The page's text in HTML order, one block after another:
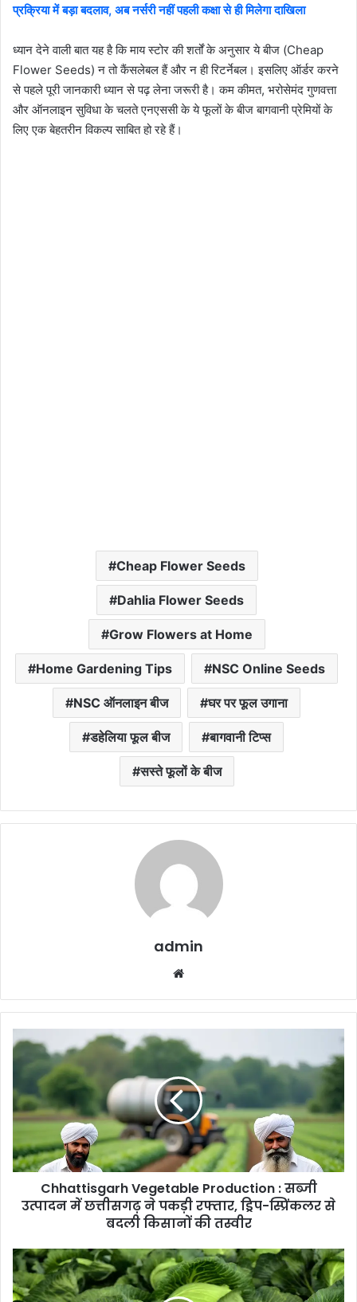
प्रक्रिया में बड़ा बदलाव, अब नर्सरी नहीं पहली कक्षा से ही मिलेगा दाखिला
ध्यान देने वाली बात यह है कि माय स्टोर की शर्तों के अनुसार ये बीज (Cheap
Flower Seeds) न तो कैंसलेबल हैं और न ही रिटर्नेबल। इसलिए ऑर्डर करने
से पहले पूरी जानकारी ध्यान से पढ़ लेना जरूरी है। कम कीमत, भरोसेमंद गुणवत्ता
और ऑनलाइन सुविधा के चलते एनएससी के ये फूलों के बीज बागवानी प्रेमियों के
लिए एक बेहतरीन विकल्प साबित हो रहे हैं।
Cheap Flower Seeds
Dahlia Flower Seeds
Grow Flowers at Home
Home Gardening Tips NSC Online Seeds
NSC ऑनलाइन बीज घर पर फूल उगाना
डहेलिया फूल बीज बागवानी टिप्स
सस्ते फूलों के बीज
admin
Chhattisgarh
Vegetable
Production
:
सब्जी
उत्पादन
छत्तीसगढ़
ने
रफ्तार,
से
बदली
किसानों
Chhattisgarh Vegetable Production : सब्जी
उत्पादन में छत्तीसगढ़ ने पकड़ी रफ्तार, ड्रिप-स्प्रिंकलर से
बदली किसानों की तस्वीर
Golden
Acre
Cabbage